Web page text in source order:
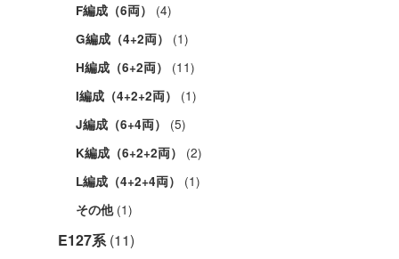
F編成（6両） (4)
G編成（4+2両） (1)
H編成（6+2両） (11)
I編成（4+2+2両） (1)
J編成（6+4両） (5)
K編成（6+2+2両） (2)
L編成（4+2+4両） (1)
その他(1)
E127系(11)